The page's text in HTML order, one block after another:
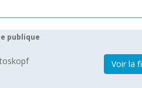
publique
Voir la